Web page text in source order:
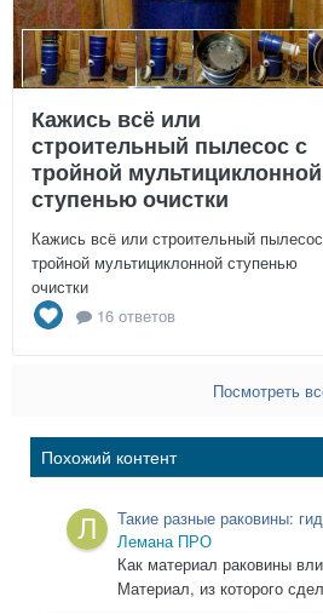
Кажись всё или
строительный пылесос с
тройной мультициклонной
ступенью очистки
Кажись всё или строительный
тройной мультициклонной ступенью
очистки
16 ответов
Посмотреть
Похожий контент
Такие разные раковины:
в ванную
Лемана ПРО
Как материал раковины
Материал, из которого